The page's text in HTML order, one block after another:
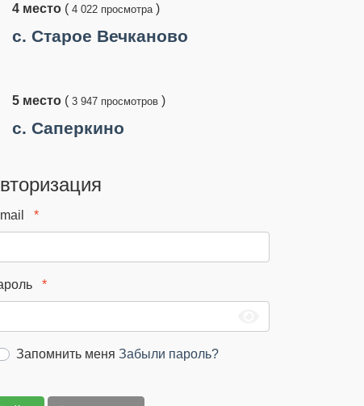
4 место ( 4 022 просмотра )
c. Старое Вечканово
5 место ( 3 947 просмотров )
c. Саперкино
Запомнить меня Забыли пароль?